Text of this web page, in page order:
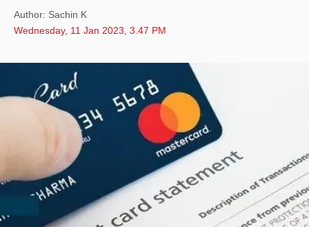
Author: Sachin K
Wednesday, 11 Jan 2023, 3.47 PM